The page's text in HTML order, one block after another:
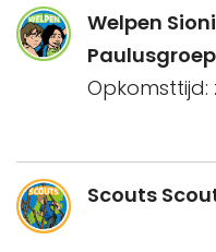
Welpen
Paulusgroep
Opkomsttijd:
Scouts